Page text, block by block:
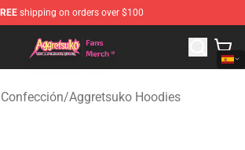
shipping on orders over $100
- Official Aggretsuko Merchandise
/Aggretsuko Hoodies